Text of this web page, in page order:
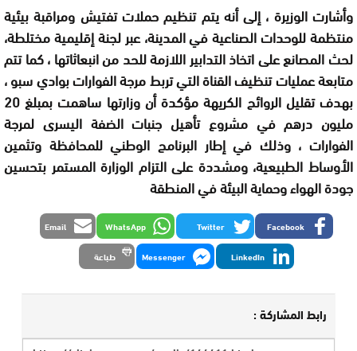
وأشارت الوزيرة ، إلى أنه يتم تنظيم حملات تفتيش ومراقبة بيئية
منتظمة للوحدات الصناعية في المدينة، عبر لجنة إقليمية مختلطة،
لحث المصانع على اتخاذ التدابير اللازمة للحد من انبعاثاتها،كما تتم
متابعة عمليات تنظيف القناة التي تربط مرجة الفوارات بوادي سبو،
بهدف تقليل الروائح الكريهةمؤكدة
أن وزارتها ساهمت بمبلغ 20
مليون درهم في مشروع تأهيل جنبات الضفة اليسرى لمرجة
الفوارات ، وذلك في إطار البرنامج الوطني للمحافظة وتثمين
الأوساط الطبيعية،ومشددة على التزام الوزارة المستمر بتحسين
جودة الهواء وحماية البيئة في المنطقة
Facebook
Twitter
WhatsApp
Email
LinkedIn
Messenger طباعة
رابط المشاركة :